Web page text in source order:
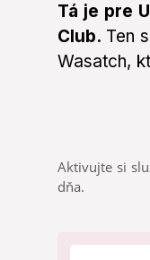
Tá je pre
Club. Ten
Wasatch,
Aktivujte si
dňa.